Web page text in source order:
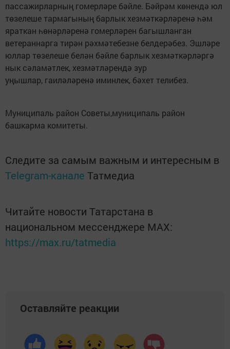
пассажирларның гомерләре бәйле. Бәйрәм көнендә юл
төзелеше тармагының барлык хезмәткәрләренә һәм
яраткан һөнәрләренә гомерләрен багышланган
ветераннарга тирән рәхмәтебезне белдерәбез. Эшләре
юллар төзелеше белән бәйле барлык хезмәткәрләргә
нык сәламәтлек, хезмәтләрендә зур
уңышлар, гаиләләренә иминлек, бәхет телибез.
Муниципаль район Советы,муниципаль район
башкарма комитеты.
Следите за самым важным и интересным в
Telegram-канале Татмедиа
Читайте новости Татарстана в
национальном мессенджере MАХ:
https://max.ru/tatmedia
Оставляйте реакции